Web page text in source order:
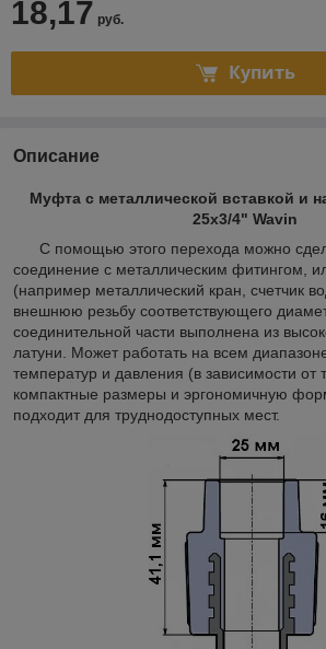
18,17 руб.
Купить
Описание
Муфта с металлической вставкой и
25х3/4" Wavin
С помощью этого перехода можно
соединение с металлическим фитингом,
(например металлический кран, счетчик
внешнюю резьбу соответствующего
соединительной части выполнена из
латуни. Может работать на всем
температур и давления (в зависимости от
компактные размеры и эргономичную
подходит для труднодоступных мест.